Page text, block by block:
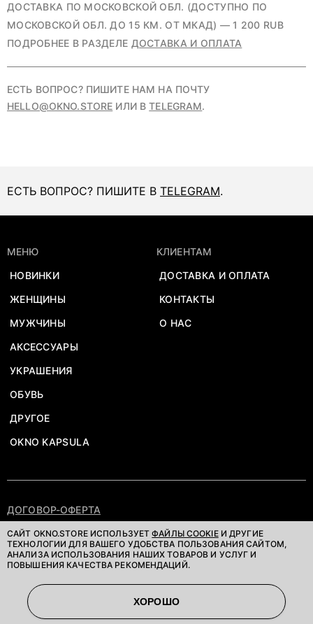
САЙТ OKNO.STORE ИСПОЛЬЗУЕТФАЙЛЫ COOKIEИ ДРУГИЕ
ТЕХНОЛОГИИ ДЛЯ ВАШЕГО УДОБСТВА ПОЛЬЗОВАНИЯ САЙТОМ,
АНАЛИЗА ИСПОЛЬЗОВАНИЯ НАШИХ ТОВАРОВ И УСЛУГ И
ПОВЫШЕНИЯ КАЧЕСТВА РЕКОМЕНДАЦИЙ.
ХОРОШО
ДОСТАВКА ПО МОСКОВСКОЙ ОБЛ. (ДОСТУПНО ПО
МОСКОВСКОЙ ОБЛ. ДО 15 КМ. ОТ МКАД) — 1 200 RUB
ПОДРОБНЕЕ В РАЗДЕЛЕ ДОСТАВКА И ОПЛАТА
ЕСТЬ ВОПРОС? ПИШИТЕ НАМ НА ПОЧТУ
HELLO@OKNO.STORE ИЛИ ВTELEGRAM.
ЕСТЬ ВОПРОС? ПИШИТЕ В TELEGRAM.
МЕНЮ
НОВИНКИ
ЖЕНЩИНЫ
МУЖЧИНЫ
АКСЕССУАРЫ
УКРАШЕНИЯ
ОБУВЬ
ДРУГОЕ
OKNO KAPSULA
КЛИЕНТАМ
ДОСТАВКА И ОПЛАТА
КОНТАКТЫ
О НАС
ДОГОВОР-ОФЕРТА
ПОЛИТИКА КОНФИДЕНЦИАЛЬНОСТИ
©OKNOSTORE. ВСЕ ПРАВА ЗАЩИЩЕНЫ